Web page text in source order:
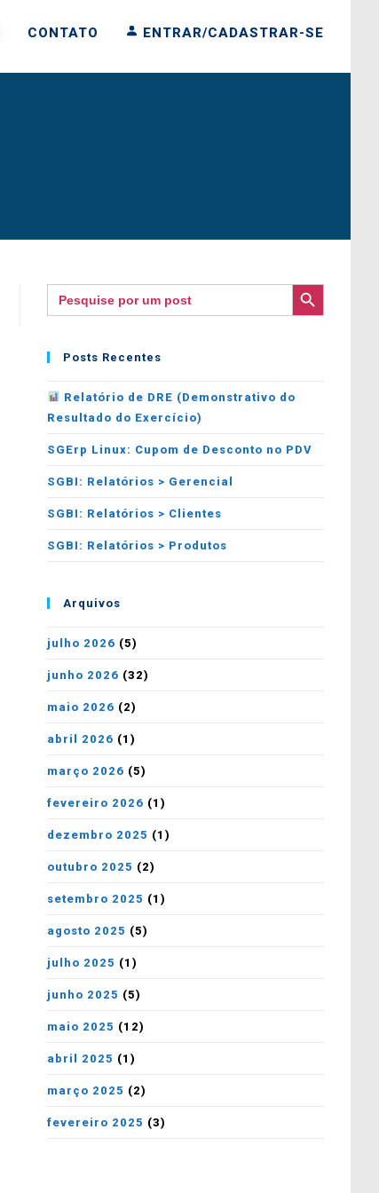
CONTATO ENTRAR/CADASTRAR-SE
Search
for:
SEARCH BUTTON
Posts Recentes
Relatório de DRE (Demonstrativo do
Resultado do Exercício)
SGErp Linux: Cupom de Desconto no PDV
SGBI: Relatórios > Gerencial
SGBI: Relatórios > Clientes
SGBI: Relatórios > Produtos
Arquivos
julho 2026 (5)
junho 2026 (32)
maio 2026 (2)
abril 2026 (1)
março 2026 (5)
fevereiro 2026 (1)
dezembro 2025 (1)
outubro 2025 (2)
setembro 2025 (1)
agosto 2025 (5)
julho 2025 (1)
junho 2025 (5)
maio 2025 (12)
abril 2025 (1)
março 2025 (2)
fevereiro 2025 (3)